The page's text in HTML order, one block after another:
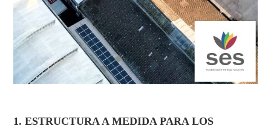
1. ESTRUCTURA A MEDIDA PARA LOS